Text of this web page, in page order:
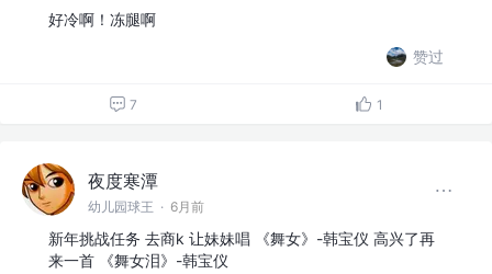
好冷啊！冻腿啊
赞过
7 1
夜度寒潭
幼儿园球王 · 6月前
新年挑战任务 去商k 让妹妹唱 《舞女》-韩宝仪 高兴了再
来一首 《舞女泪》-韩宝仪